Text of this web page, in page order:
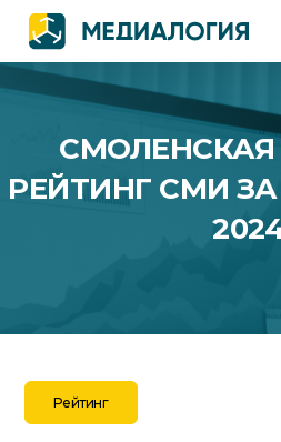
СМОЛЕНСКАЯ
РЕЙТИНГ СМИ
Рейтинг